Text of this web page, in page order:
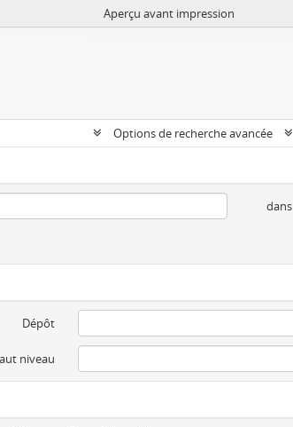
Aperçu avant impression
Options de recherche avancée
dans
Dépôt
niveau